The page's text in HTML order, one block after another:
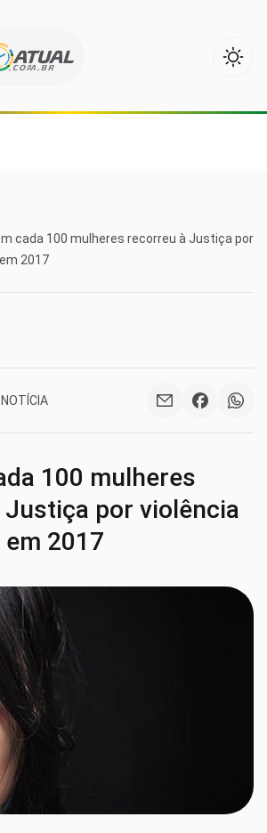
cada 100 mulheres recorreu à Justiça por
2017
100 mulheres
por violência
2017